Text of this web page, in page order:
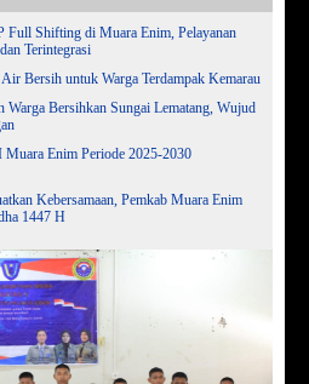
Full Shifting di Muara Enim, Pelayanan
Terintegrasi
Bersih untuk Warga Terdampak Kemarau
Warga Bersihkan Sungai Lematang, Wujud
Enim Periode 2025-2030
Kebersamaan, Pemkab Muara Enim
1447 H